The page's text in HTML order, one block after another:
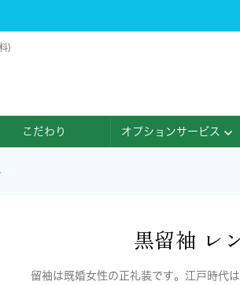
)
こだわり オプションサービス
黒留袖 レ
留袖は既婚女性の正礼装です。江戸時代